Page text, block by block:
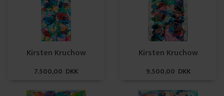
Kirsten Kruchow
7.500,00 DKK
Kirsten Kruchow
9.500,00 DKK